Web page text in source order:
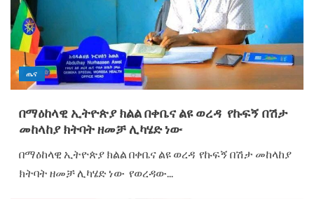
ጤና
በማዕከላዊ ኢትዮጵያ ክልል በቀቤና ልዩ ወረዳ የኩፍኝ በሽታ
መከላከያ ክትባት ዘመቻ ሊካሄድ ነው
በማዕከላዊ ኢትዮጵያ ክልል በቀቤና ልዩ ወረዳ የኩፍኝ በሽታ መከላከያ
ክትባት ዘመቻ ሊካሄድ ነው የወረዳው...